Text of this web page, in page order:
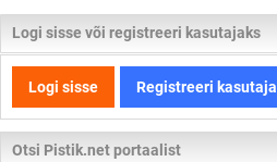
Logi sisse või registreeri kasutajaks
Logi sisse Registreeri kasutaja
Otsi Pistik.net portaalist